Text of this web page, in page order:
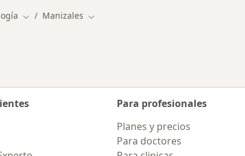
Cambiar de ciudad
Manizales Cambiar de ciudad
Para profesionales
Planes y precios
Para doctores